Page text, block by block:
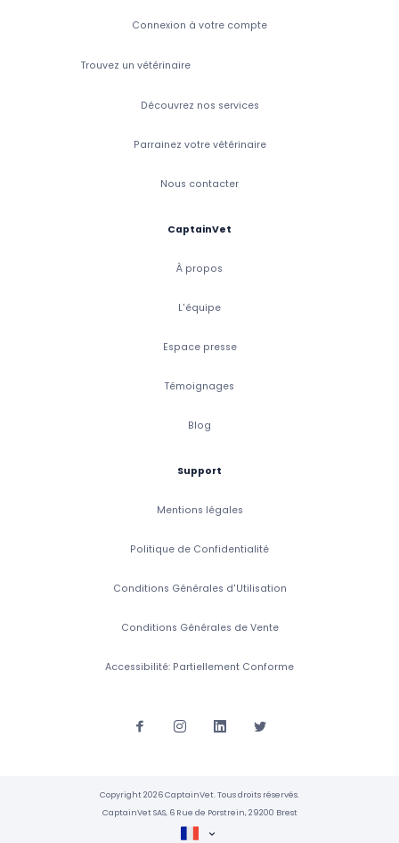
Connexion à votre compte
Trouvez un vétérinaire
Découvrez nos services
Parrainez votre vétérinaire
Nous contacter
CaptainVet
À propos
L'équipe
Espace presse
Témoignages
Blog
Support
Mentions légales
Politique de Confidentialité
Conditions Générales d'Utilisation
Conditions Générales de Vente
Accessibilité: Partiellement Conforme
Copyright 2026 CaptainVet. Tous droits réservés.
CaptainVet SAS, 6 Rue de Porstrein, 29200 Brest